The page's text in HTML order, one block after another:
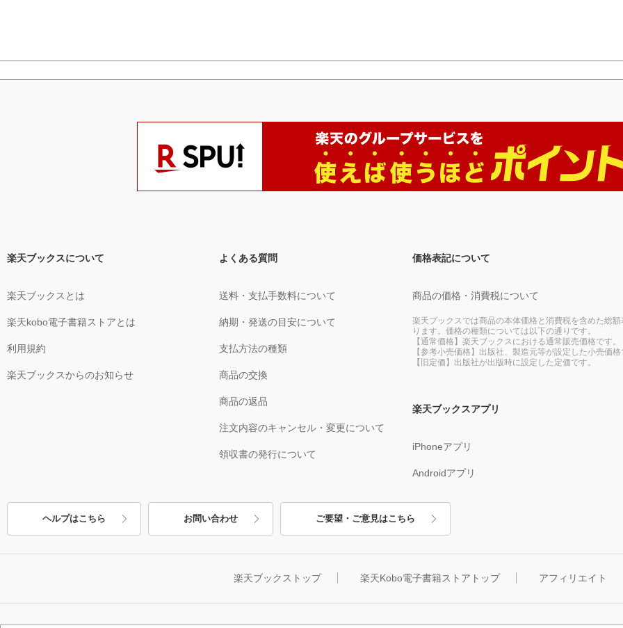
楽天ブックスについて
楽天ブックスとは
楽天kobo電子書籍ストアとは
利用規約
楽天ブックスからのお知らせ
よくある質問
送料・支払手数料について
納期・発送の目安について
支払方法の種類
商品の交換
商品の返品
注文内容のキャンセル・変更について
領収書の発行について
価格表記について
商品の価格・消費税について
楽天ブックスでは商品の本体価格と消費税を含めた総額
ります。価格の種類については以下の通りです。
【通常価格】楽天ブックスにおける通常販売価格です。
【参考小売価格】出版社、製造元等が設定した小売価格
【旧定価】出版社が出版時に設定した定価です。
楽天ブックスアプリ
iPhoneアプリ
Androidアプリ
ヘルプはこちら お問い合わせ ご要望・ご意見はこちら
楽天ブックストップ 楽天Kobo電子書籍ストアトップ アフィリエイト